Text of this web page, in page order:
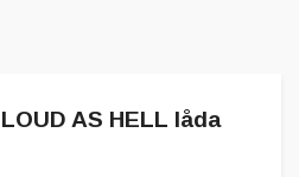
AS HELL låda